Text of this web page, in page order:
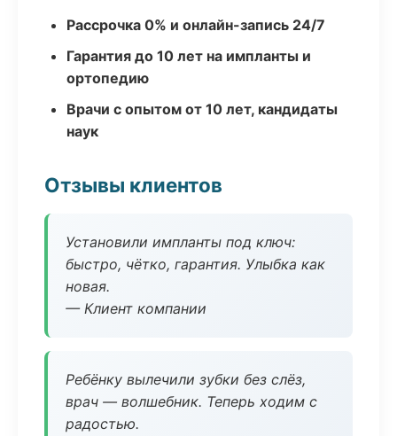
Рассрочка 0% и онлайн-запись 24/7
Гарантия до 10 лет на импланты и
ортопедию
Врачи с опытом от 10 лет, кандидаты
наук
Отзывы клиентов
Установили импланты под ключ:
быстро, чётко, гарантия. Улыбка как
новая.
— Клиент компании
Ребёнку вылечили зубки без слёз,
врач — волшебник. Теперь ходим с
радостью.